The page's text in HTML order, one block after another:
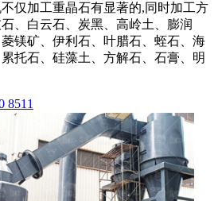
仅加工重晶石有显著的,同时加工方
、白云石、炭黑、高岭土、膨润
镁矿、伊利石、叶腊石、蛭石、海
托石、硅藻土、方解石、石膏、明
8511